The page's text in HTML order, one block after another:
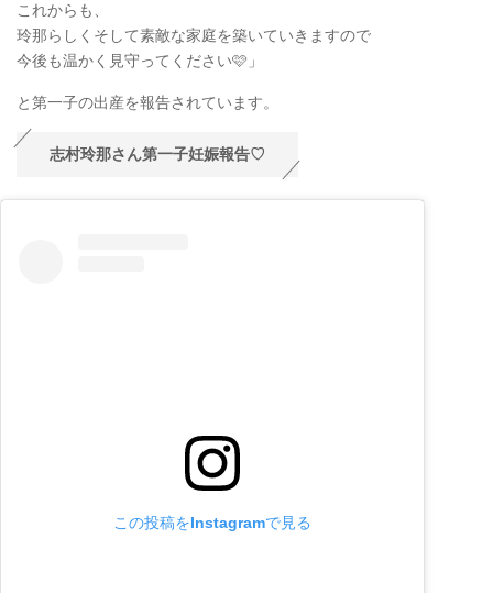
これからも、
玲那らしくそして素敵な家庭を築いていきますので
今後も温かく見守ってください🩷」
と第一子の出産を報告されています。
志村玲那さん第一子妊娠報告♡
この投稿をInstagramで見る